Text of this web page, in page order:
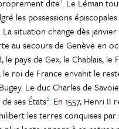
dite . Le Léman
les possessions
La situation change dès janvier
au secours de Genève en
le pays de Gex, le Chablais,
le roi de France envahit le
Le duc Charles de
ses États2. En 1557, Henri II
les terres conquises